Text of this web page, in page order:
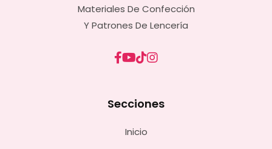
Materiales De Confección
Y Patrones De Lencería
Secciones
Inicio